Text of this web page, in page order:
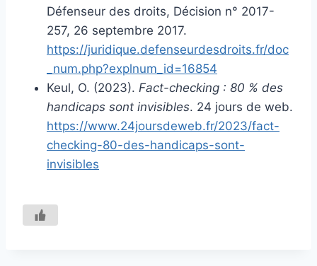
Défenseur des droits, Décision n° 2017-
257, 26 septembre 2017.
https://juridique.defenseurdesdroits.fr/doc
_num.php?explnum_id=16854
Keul, O. (2023). Fact-checking : 80 % des
handicaps sont invisibles. 24 jours de web.
https://www.24joursdeweb.fr/2023/fact-
checking-80-des-handicaps-sont-
invisibles